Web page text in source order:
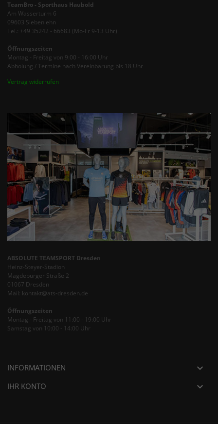
TeamBro - Sporthaus Haubold
Am Wasserturm 6
09603 Siebenlehn
Tel.: +49 35242 - 66683 (Mo-Fr 9-13 Uhr)
Öffnungszeiten
Montag - Freitag von 9:00 - 16:00 Uhr
Abholung / Termine nach Vereinbarung bis 18 Uhr
Vertrag widerrufen
ABSOLUTE TEAMSPORT Dresden
Heinz-Steyer-Stadion
Magdeburger Straße 2
01067 Dresden
Mail: kontakt@ats-dresden.de
Öffnungszeiten
Montag - Freitag von 11:00 - 19:00 Uhr
Samstag von 10:00 - 14:00 Uhr
INFORMATIONEN 
IHR KONTO 